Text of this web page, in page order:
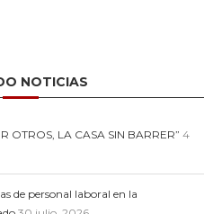
NOTICIAS
OTROS, LA CASA SIN BARRER” 4
de personal laboral en la